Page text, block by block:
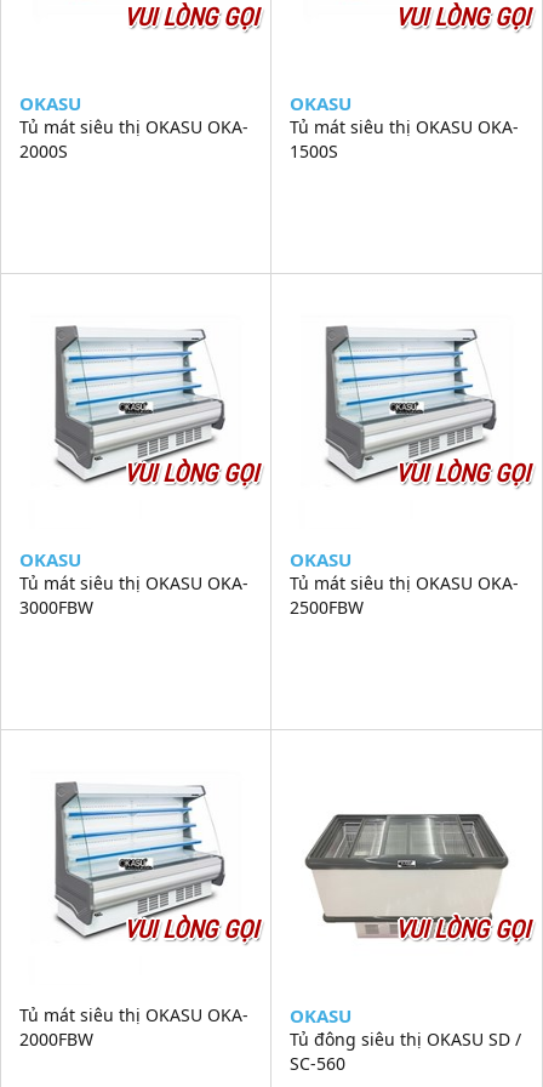
VUI LÒNG GỌI
OKASU
Tủ mát siêu thị OKASU OKA-
2000S
VUI LÒNG GỌI
OKASU
Tủ mát siêu thị OKASU OKA-
1500S
VUI LÒNG GỌI
OKASU
Tủ mát siêu thị OKASU OKA-
3000FBW
VUI LÒNG GỌI
OKASU
Tủ mát siêu thị OKASU OKA-
2500FBW
VUI LÒNG GỌI
Tủ mát siêu thị OKASU OKA-
2000FBW
VUI LÒNG GỌI
OKASU
Tủ đông siêu thị OKASU SD /
SC-560